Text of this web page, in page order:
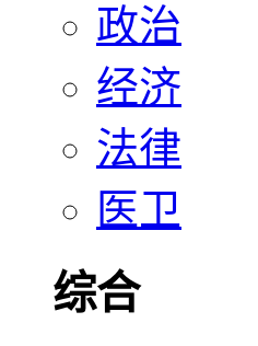
政治
经济
法律
医卫
综合